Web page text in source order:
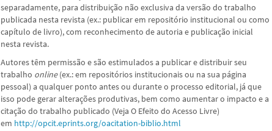
separadamente, para distribuição não exclusiva da versão do trabalho
publicada nesta revista (ex.: publicar em repositório institucional ou como
capítulo de livro), com reconhecimento de autoria e publicação inicial
nesta revista.
Autores têm permissão e são estimulados a publicar e distribuir seu
trabalho online(ex.: em repositórios institucionais ou na sua página
pessoal) a qualquer ponto antes ou durante o processo editorial, já que
isso pode gerar alterações produtivas, bem como aumentar o impacto e a
citação do trabalho publicado (Veja O Efeito do Acesso Livre)
em http://opcit.eprints.org/oacitation-biblio.html